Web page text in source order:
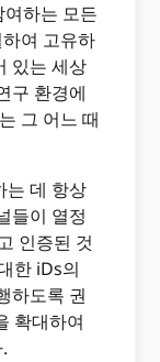
하는 모든
여 고유하
있는 세상
구 환경에
그 어느 때
는 데 항상
들이 열정
인증된 것
한 iDs의
하도록 권
확대하여